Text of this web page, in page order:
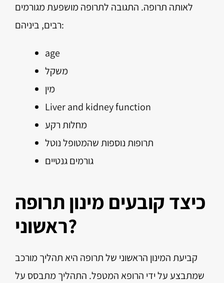
לאותה תרופה. התגובה לתרופה מושפעת מגורמים
רבים, ביניהם:
age
משקל
מין
Liver and kidney function
מחלות רקע
תרופות נוספות שהמטופל נוטל
גורמים גנטיים
כיצד קובעים מינון תרופה
ראשוני?
קביעת המינון הראשוני של תרופה היא תהליך מורכב
שמתבצע על ידי הרופא המטפל. התהליך מתבסס על